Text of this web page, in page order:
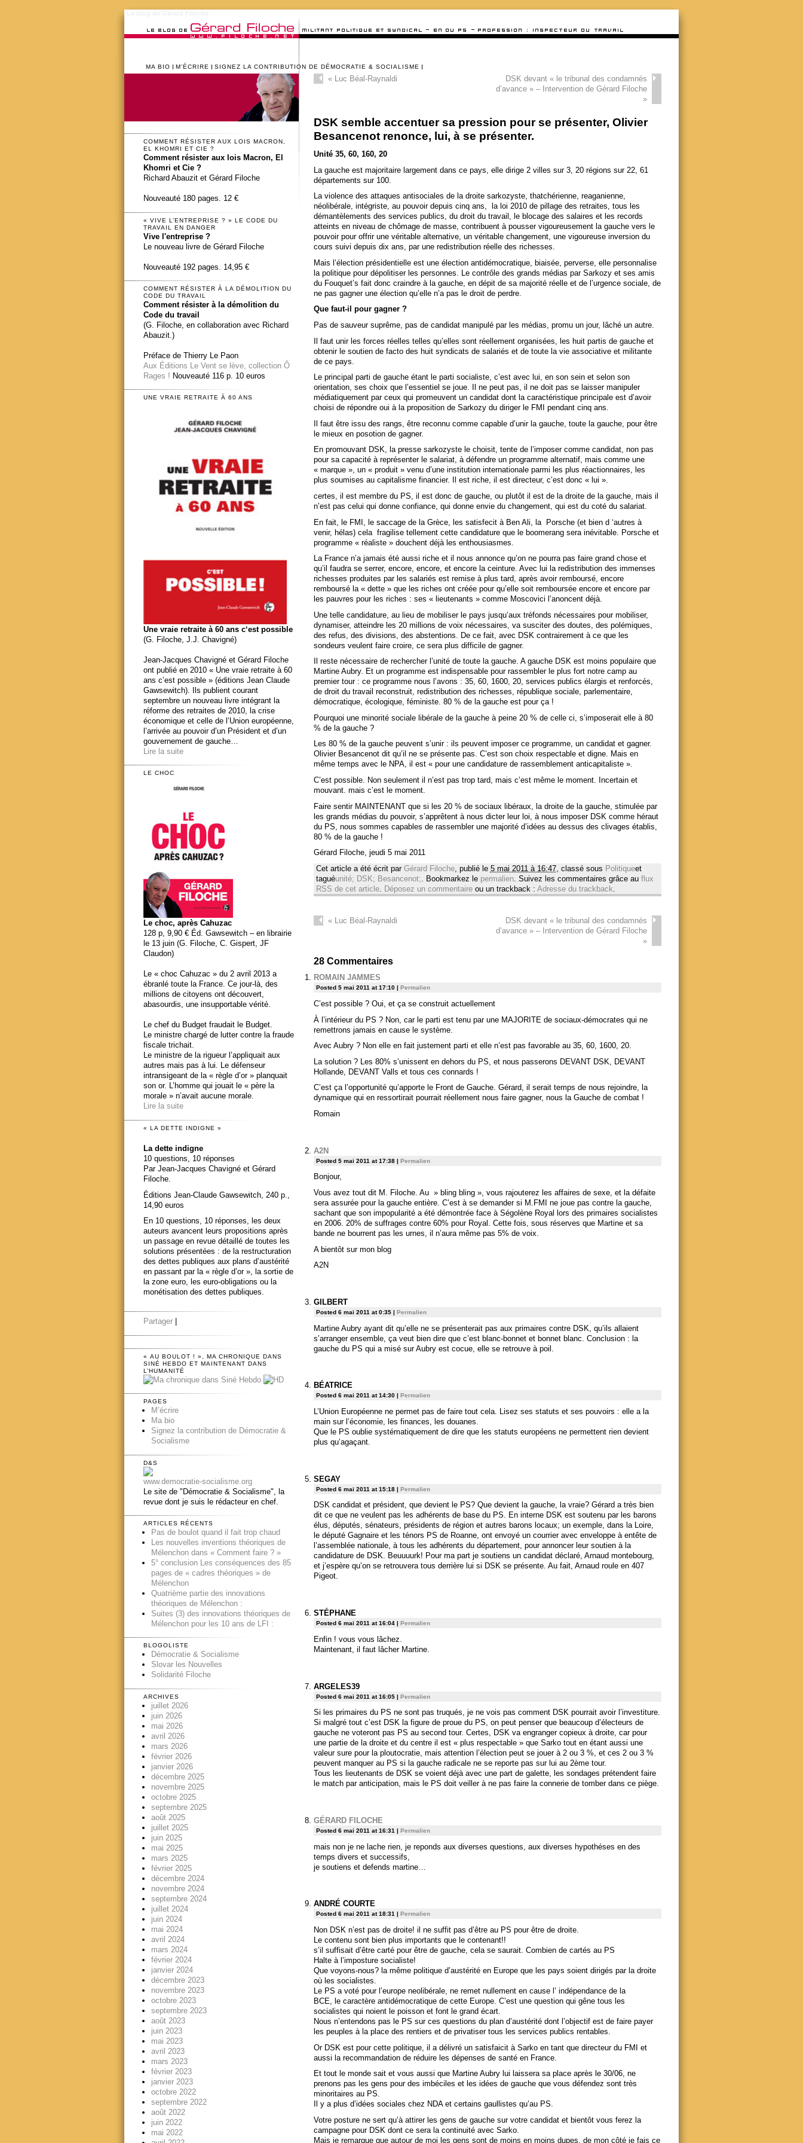
MA BIO M’ÉCRIRE SIGNEZ LA CONTRIBUTION DE DÉMOCRATIE & SOCIALISME
«Luc Béal-Raynaldi
DSK devant « le tribunal des condamnés
d’avance » – Intervention de Gérard Filoche
»
DSK semble accentuer sa pression pour se présenter, Olivier
Besancenot renonce, lui, à se présenter.
Unité 35, 60, 160, 20
La gauche est majoritaire largement dans ce pays, elle dirige 2 villes sur 3, 20 régions sur 22, 61
départements sur 100.
La violence des attaques antisociales de la droite sarkozyste, thatchérienne, reaganienne,
néolibérale, intégriste, au pouvoir depuis cinq ans, la loi 2010 de pillage des retraites, tous les
démantèlements des services publics, du droit du travail, le blocage des salaires et les records
atteints en niveau de chômage de masse, contribuent à pousser vigoureusement la gauche vers le
pouvoir pour offrir une véritable alternative, un véritable changement, une vigoureuse inversion du
cours suivi depuis dix ans, par une redistribution réelle des richesses.
Mais l’élection présidentielle est une élection antidémocratique, biaisée, perverse, elle personnalise
la politique pour dépolitiser les personnes. Le contrôle des grands médias par Sarkozy et ses amis
du Fouquet’s fait donc craindre à la gauche, en dépit de sa majorité réelle et de l’urgence sociale, de
ne pas gagner une élection qu’elle n’a pas le droit de perdre.
Que faut-il pour gagner ?
Pas de sauveur suprême, pas de candidat manipulé par les médias, promu un jour, lâché un autre.
Il faut unir les forces réelles telles qu’elles sont réellement organisées, les huit partis de gauche et
obtenir le soutien de facto des huit syndicats de salariés et de toute la vie associative et militante
de ce pays.
Le principal parti de gauche étant le parti socialiste, c’est avec lui, en son sein et selon son
orientation, ses choix que l’essentiel se joue. Il ne peut pas, il ne doit pas se laisser manipuler
médiatiquement par ceux qui promeuvent un candidat dont la caractéristique principale est d’avoir
choisi de répondre oui à la proposition de Sarkozy du diriger le FMI pendant cinq ans.
Il faut être issu des rangs, être reconnu comme capable d’unir la gauche, toute la gauche, pour être
le mieux en posotion de gagner.
En promouvant DSK, la presse sarkozyste le choisit, tente de l’imposer comme candidat, non pas
pour sa capacité à représenter le salariat, à défendre un programme alternatif, mais comme une
« marque », un « produit » venu d’une institution internationale parmi les plus réactionnaires, les
plus soumises au capitalisme financier. Il est riche, il est directeur, c’est donc « lui ».
certes, il est membre du PS, il est donc de gauche, ou plutôt il est de la droite de la gauche, mais il
n’est pas celui qui donne confiance, qui donne envie du changement, qui est du coté du salariat.
En fait, le FMI, le saccage de la Grèce, les satisfecit à Ben Ali, la Porsche (et bien d ‘autres à
venir, hélas) cela fragilise tellement cette candidature que le boomerang sera inévitable. Porsche et
programme « réaliste » douchent déjà les enthousiasmes.
La France n’a jamais été aussi riche et il nous annonce qu’on ne pourra pas faire grand chose et
qu’il faudra se serrer, encore, encore, et encore la ceinture. Avec lui la redistribution des immenses
richesses produites par les salariés est remise à plus tard, après avoir remboursé, encore
remboursé la « dette » que les riches ont créée pour qu’elle soit remboursée encore et encore par
les pauvres pour les riches : ses « lieutenants » comme Moscovici l’anoncent déjà.
Une telle candidature, au lieu de mobiliser le pays jusqu’aux tréfonds nécessaires pour mobiliser,
dynamiser, atteindre les 20 millions de voix nécessaires, va susciter des doutes, des polémiques,
des refus, des divisions, des abstentions. De ce fait, avec DSK contrairement à ce que les
sondeurs veulent faire croire, ce sera plus difficile de gagner.
Il reste nécessaire de rechercher l’unité de toute la gauche. A gauche DSK est moins populaire que
Martine Aubry. Et un programme est indispensable pour rassembler le plus fort notre camp au
premier tour : ce programme nous l’avons : 35, 60, 1600, 20, services publics élargis et renforcés,
de droit du travail reconstruit, redistribution des richesses, république sociale, parlementaire,
démocratique, écologique, féministe. 80 % de la gauche est pour ça !
Pourquoi une minorité sociale libérale de la gauche à peine 20 % de celle ci, s’imposerait elle à 80
% de la gauche ?
Les 80 % de la gauche peuvent s’unir : ils peuvent imposer ce programme, un candidat et gagner.
Olivier Besancenot dit qu’il ne se présente pas. C’est son choix respectable et digne. Mais en
même temps avec le NPA, il est « pour une candidature de rassemblement anticapitaliste ».
C’est possible. Non seulement il n’est pas trop tard, mais c’est même le moment. Incertain et
mouvant. mais c’est le moment.
Faire sentir MAINTENANT que si les 20 % de sociaux libéraux, la droite de la gauche, stimulée par
les grands médias du pouvoir, s’apprêtent à nous dicter leur loi, à nous imposer DSK comme héraut
du PS, nous sommes capables de rassembler une majorité d’idées au dessus des clivages établis,
80 % de la gauche !
Gérard Filoche, jeudi 5 mai 2011
Cet article a été écrit par Gérard Filoche, publié le 5 mai 2011 à 16:47, classé sous Politiqueet
taguéunité; DSK; Besancenot; . Bookmarkez le permalien. Suivez les commentaires grâce au flux
RSS de cet article. Déposez un commentaireou un trackback : Adresse du trackback
«Luc Béal-Raynaldi
DSK devant « le tribunal des condamnés
d’avance » – Intervention de Gérard Filoche
»
28Commentaires
ROMAIN JAMMES
Posted 5 mai 2011 at 17:10 Permalien
C’est possible ? Oui, et ça se construit actuellement
À l’intérieur du PS ? Non, car le parti est tenu par une MAJORITE de sociaux-démocrates qui ne
remettrons jamais en cause le système.
Avec Aubry ? Non elle en fait justement parti et elle n’est pas favorable au 35, 60, 1600, 20.
La solution ? Les 80% s’unissent en dehors du PS, et nous passerons DEVANT DSK, DEVANT
Hollande, DEVANT Valls et tous ces connards !
C’est ça l’opportunité qu’apporte le Front de Gauche. Gérard, il serait temps de nous rejoindre, la
dynamique qui en ressortirait pourrait réellement nous faire gagner, nous la Gauche de combat !
Romain
A2N
Posted 5 mai 2011 at 17:38 | Permalien
Bonjour,
Vous avez tout dit M. Filoche. Au » bling bling », vous rajouterez les affaires de sexe, et la défaite
sera assurée pour la gauche entière. C’est à se demander si M.FMI ne joue pas contre la gauche,
sachant que son impopularité a été démontrée face à Ségolène Royal lors des primaires socialistes
en 2006. 20% de suffrages contre 60% pour Royal. Cette fois, sous réserves que Martine et sa
bande ne bourrent pas les urnes, il n’aura même pas 5% de voix.
A bientôt sur mon blog
A2N
GILBERT
Posted 6 mai 2011 at 0:35 | Permalien
Martine Aubry ayant dit qu’elle ne se présenterait pas aux primaires contre DSK, qu’ils allaient
s’arranger ensemble, ça veut bien dire que c’est blanc-bonnet et bonnet blanc. Conclusion : la
gauche du PS qui a misé sur Aubry est cocue, elle se retrouve à poil.
BÉATRICE
Posted 6 mai 2011 at 14:30 Permalien
L’Union Européenne ne permet pas de faire tout cela. Lisez ses statuts et ses pouvoirs : elle a la
main sur l’économie, les finances, les douanes.
Que le PS oublie systématiquement de dire que les statuts européens ne permettent rien devient
plus qu’agaçant.
SEGAY
Posted 6 mai 2011 at 15:18 | Permalien
DSK candidat et président, que devient le PS? Que devient la gauche, la vraie? Gérard a très bien
dit ce que ne veulent pas les adhérents de base du PS. En interne DSK est soutenu par les barons
élus, députés, sénateurs, présidents de région et autres barons locaux; un exemple, dans la Loire,
le député Gagnaire et les ténors PS de Roanne, ont envoyé un courrier avec enveloppe à entête de
l’assemblée nationale, à tous les adhérents du département, pour annoncer leur soutien à la
candidature de DSK. Beuuuurk! Pour ma part je soutiens un candidat déclaré, Arnaud montebourg,
et j’espère qu’on se retrouvera tous derrière lui si DSK se présente. Au fait, Arnaud roule en 407
Pigeot.
STÉPHANE
Posted 6 mai 2011 at 16:04 | Permalien
Enfin ! vous vous lâchez.
Maintenant, il faut lâcher Martine.
ARGELES39
Posted 6 mai 2011 at 16:05 | Permalien
Si les primaires du PS ne sont pas truqués, je ne vois pas comment DSK pourrait avoir l’investiture.
Si malgré tout c’est DSK la figure de proue du PS, on peut penser que beaucoup d’électeurs de
gauche ne voteront pas PS au second tour. Certes, DSK va engranger copieux à droite, car pour
une partie de la droite et du centre il est « plus respectable » que Sarko tout en étant aussi une
valeur sure pour la ploutocratie, mais attention l’élection peut se jouer à 2 ou 3 %, et ces 2 ou 3 %
peuvent manquer au PS si la gauche radicale ne se reporte pas sur lui au 2ème tour.
Tous les lieutenants de DSK se voient déjà avec une part de galette, les sondages prétendent faire
le match par anticipation, mais le PS doit veiller à ne pas faire la connerie de tomber dans ce piège.
GÉRARD FILOCHE
Posted 6 mai 2011 at 16:31 | Permalien
mais non je ne lache rien, je reponds aux diverses questions, aux diverses hypothéses en des
temps divers et successifs,
je soutiens et defends martine…
ANDRÉ COURTE
Posted 6 mai 2011 at 18:31 | Permalien
Non DSK n’est pas de droite! il ne suffit pas d’être au PS pour être de droite.
Le contenu sont bien plus importants que le contenant!!
s’il suffisait d’être carté pour être de gauche, cela se saurait. Combien de cartés au PS
Halte à l’imposture socialiste!
Que voyons-nous? la même politique d’austérité en Europe que les pays soient dirigés par la droite
où les socialistes.
Le PS a voté pour l’europe neolibérale, ne remet nullement en cause l’ indépendance de la
BCE, le caractère antidémocratique de cette Europe. C’est une question qui gêne tous les
socialistes qui noient le poisson et font le grand écart.
Nous n’entendons pas le PS sur ces questions du plan d’austérité dont l’objectif est de faire payer
les peuples à la place des rentiers et de privatiser tous les services publics rentables.
Or DSK est pour cette politique, il a délivré un satisfaicit à Sarko en tant que directeur du FMI et
aussi la recommandation de réduire les dépenses de santé en France.
Et tout le monde sait et vous aussi que Martine Aubry lui laissera sa place après le 30/06, ne
prenons pas les gens pour des imbéciles et les idées de gauche que vous défendez sont très
minoritaires au PS.
Il y a plus d’idées sociales chez NDA et certains gaullistes qu’au PS.
Votre posture ne sert qu’à attirer les gens de gauche sur votre candidat et bientôt vous ferez la
campagne pour DSK dont ce sera la continuité avec Sarko.
Mais je remarque que autour de moi les gens sont de moins en moins dupes, de mon côté je fais ce
COMMENT RÉSISTER AUX LOIS MACRON,
EL KHOMRI ET CIE ?
Comment résister aux lois Macron, El
Khomri et Cie ?
Richard Abauzit et Gérard Filoche
Nouveauté 180 pages. 12 €
« VIVE L’ENTREPRISE ? » LE CODE DU
TRAVAIL EN DANGER
Vive l'entreprise ?
Le nouveau livre de Gérard Filoche
Nouveauté 192 pages. 14,95 €
COMMENT RÉSISTER À LA DÉMOLITION DU
CODE DU TRAVAIL
Comment résister à la démolition du
Code du travail
(G. Filoche, en collaboration avec Richard
Abauzit.)
Préface de Thierry Le Paon
Aux Éditions Le Vent se lève, collection Ô
Rages ! Nouveauté 116 p. 10 euros
UNE VRAIE RETRAITE À 60 ANS
Une vraie retraite à 60 ans c‘est possible
(G. Filoche, J.J. Chavigné)
Jean-Jacques Chavigné et Gérard Filoche
ont publié en 2010 « Une vraie retraite à 60
ans c’est possible » (éditions Jean Claude
Gawsewitch). Ils publient courant
septembre un nouveau livre intégrant la
réforme des retraites de 2010, la crise
économique et celle de l’Union européenne,
l’arrivée au pouvoir d’un Président et d’un
gouvernement de gauche…
Lire la suite
LE CHOC
Le choc, après Cahuzac
128 p, 9,90 € Éd. Gawsewitch – en librairie
le 13 juin (G. Filoche, C. Gispert, JF
Claudon)
Le « choc Cahuzac » du 2 avril 2013 a
ébranlé toute la France. Ce jour-là, des
millions de citoyens ont découvert,
abasourdis, une insupportable vérité.
Le chef du Budget fraudait le Budget.
Le ministre chargé de lutter contre la fraude
fiscale trichait.
Le ministre de la rigueur l’appliquait aux
autres mais pas à lui. Le défenseur
intransigeant de la « règle d’or » planquait
son or. L’homme qui jouait le « père la
morale » n’avait aucune morale.
Lire la suite
« LA DETTE INDIGNE »
La dette indigne
10 questions, 10 réponses
Par Jean-Jacques Chavigné et Gérard
Filoche.
Éditions Jean-Claude Gawsewitch, 240 p.,
14,90 euros
En 10 questions, 10 réponses, les deux
auteurs avancent leurs propositions après
un passage en revue détaillé de toutes les
solutions présentées : de la restructuration
des dettes publiques aux plans d’austérité
en passant par la « règle d’or », la sortie de
la zone euro, les euro-obligations ou la
monétisation des dettes publiques.
Partager
« AU BOULOT ! », MA CHRONIQUE DANS
SINÉ HEBDO ET MAINTENANT DANS
L’HUMANITÉ
PAGES
M’écrire
Ma bio
Signez la contribution de Démocratie &
Socialisme
D&S
www.democratie-socialisme.org
Le site de "Démocratie & Socialisme", la
revue dont je suis le rédacteur en chef.
ARTICLES RÉCENTS
Pas de boulot quand il fait trop chaud
Les nouvelles inventions théoriques de
Mélenchon dans « Comment faire ? »
5° conclusion Les conséquences des 85
pages de « cadres théoriques » de
Mélenchon
Quatrième partie des innovations
théoriques de Mélenchon :
Suites (3) des innovations théoriques de
Mélenchon pour les 10 ans de LFI :
BLOGOLISTE
Démocratie & Socialisme
Slovar les Nouvelles
Solidarité Filoche
ARCHIVES
juillet 2026
juin 2026
mai 2026
avril 2026
mars 2026
février 2026
janvier 2026
décembre 2025
novembre 2025
octobre 2025
septembre 2025
août 2025
juillet 2025
juin 2025
mai 2025
mars 2025
février 2025
décembre 2024
novembre 2024
septembre 2024
juillet 2024
juin 2024
mai 2024
avril 2024
mars 2024
février 2024
janvier 2024
décembre 2023
novembre 2023
octobre 2023
septembre 2023
août 2023
juin 2023
mai 2023
avril 2023
mars 2023
février 2023
janvier 2023
octobre 2022
septembre 2022
août 2022
juin 2022
mai 2022